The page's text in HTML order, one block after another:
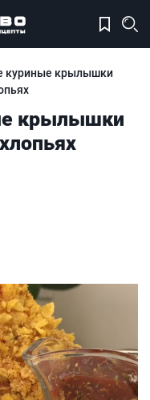
куриные крылышки
крылышки
хлопьях